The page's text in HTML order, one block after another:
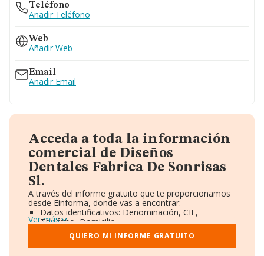
Teléfono
Añadir Teléfono
Web
Añadir Web
Email
Añadir Email
Acceda a toda la información
comercial de Diseños
Dentales Fabrica De Sonrisas
Sl.
A través del informe gratuito que te proporcionamos
desde Einforma, donde vas a encontrar:
Datos identificativos: Denominación, CIF,
Teléfono, Domicilio.
Informe Mercantil Completo (BORME).
Gráficos de Evolución Ventas y Empleados.
Consejo de Administración y Administradores.
Ver más
QUIERO MI INFORME GRATUITO